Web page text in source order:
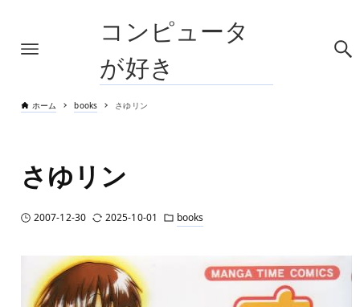
コンピュータ
が好き
ホーム books さゆリン
さゆリン
2007-12-30 2025-10-01 books